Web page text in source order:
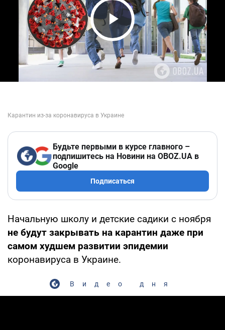
Play Video
Будьте первыми в курсе главного –
подпишитесь на Новини на OBOZ.UA в
Google
Подписаться
Начальную школу и детские садики с ноября
не будут закрывать на карантин даже при
самом худшем развитии эпидемии
коронавируса в Украине.
Видео дня